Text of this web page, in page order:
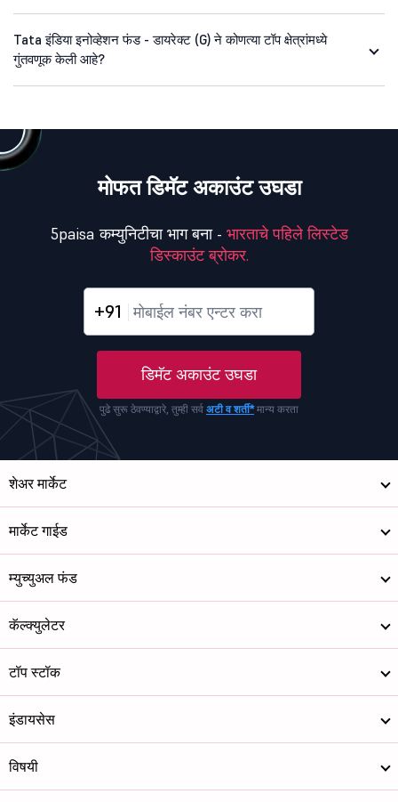
Tata इंडिया इनोव्हेशन फंड - डायरेक्ट (G) ने कोणत्या टॉप क्षेत्रांमध्ये
गुंतवणूक केली आहे?
मोफत डिमॅट अकाउंट उघडा
5paisa कम्युनिटीचा भाग बना - भारताचे पहिले लिस्टेड
डिस्काउंट ब्रोकर.
+91
डिमॅट अकाउंट उघडा
पुढे सुरू ठेवण्याद्वारे, तुम्ही सर्व अटी व शर्ती*मान्य करता
शेअर मार्केट
मार्केट गाईड
म्युच्युअल फंड
कॅल्क्युलेटर
टॉप स्टॉक
इंडायसेस
विषयी